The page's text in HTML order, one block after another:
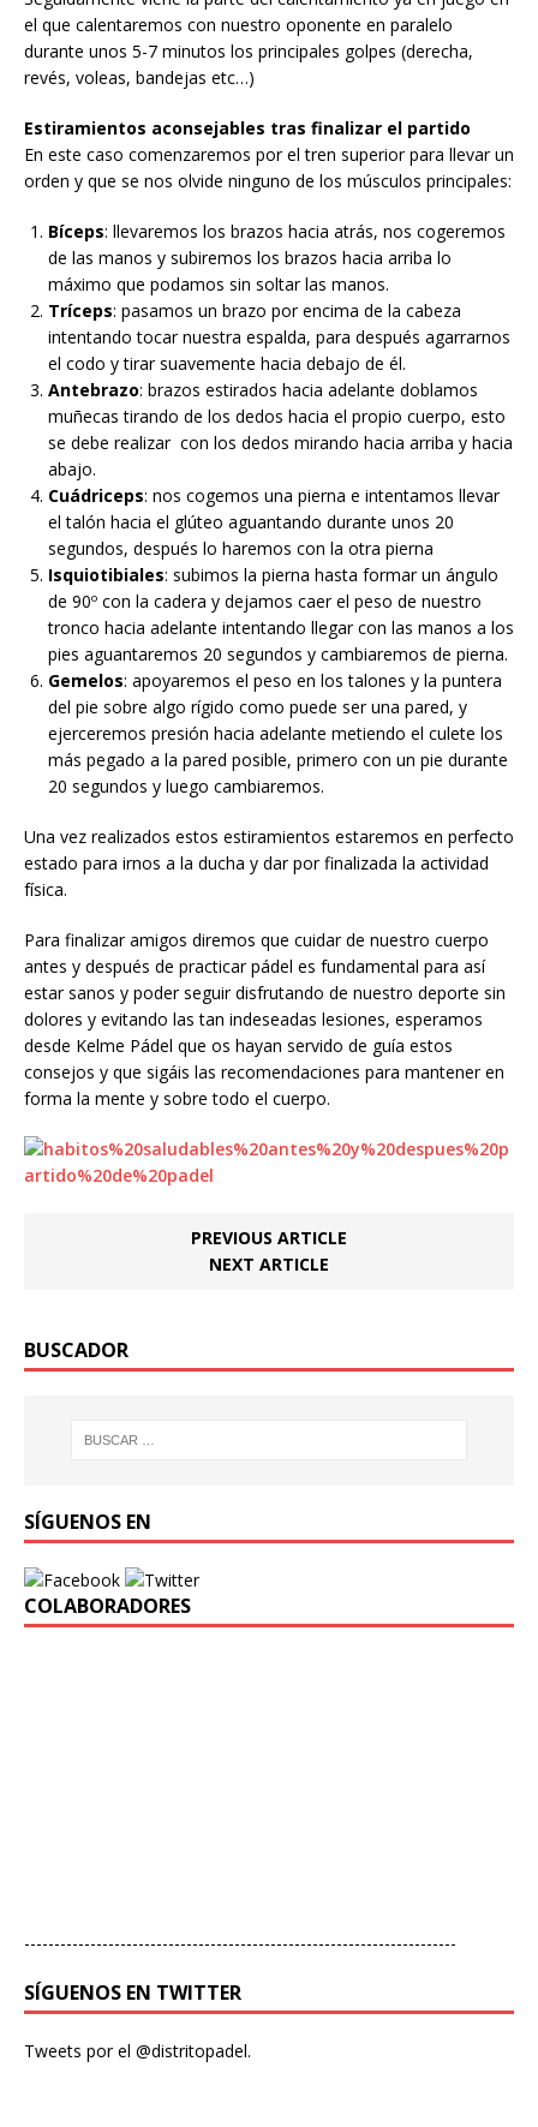
el que calentaremos con nuestro oponente en paralelo
durante unos 5-7 minutos los principales golpes (derecha,
revés, voleas, bandejas etc…)
Estiramientos aconsejables tras finalizar el partido
En este caso comenzaremos por el tren superior para llevar un
orden y que se nos olvide ninguno de los músculos principales:
Bíceps: llevaremos los brazos hacia atrás, nos cogeremos
de las manos y subiremos los brazos hacia arriba lo
máximo que podamos sin soltar las manos.
Tríceps: pasamos un brazo por encima de la cabeza
intentando tocar nuestra espalda, para después agarrarnos
el codo y tirar suavemente hacia debajo de él.
Antebrazo: brazos estirados hacia adelante doblamos
muñecas tirando de los dedos hacia el propio cuerpo, esto
se debe realizar con los dedos mirando hacia arriba y hacia
abajo.
Cuádriceps: nos cogemos una pierna e intentamos llevar
el talón hacia el glúteo aguantando durante unos 20
segundos, después lo haremos con la otra pierna
Isquiotibiales: subimos la pierna hasta formar un ángulo
de 90º con la cadera y dejamos caer el peso de nuestro
tronco hacia adelante intentando llegar con las manos a los
pies aguantaremos 20 segundos y cambiaremos de pierna.
Gemelos: apoyaremos el peso en los talones y la puntera
del pie sobre algo rígido como puede ser una pared, y
ejerceremos presión hacia adelante metiendo el culete los
más pegado a la pared posible, primero con un pie durante
20 segundos y luego cambiaremos.
Una vez realizados estos estiramientos estaremos en perfecto
estado para irnos a la ducha y dar por finalizada la actividad
física.
Para finalizar amigos diremos que cuidar de nuestro cuerpo
antes y después de practicar pádel es fundamental para así
estar sanos y poder seguir disfrutando de nuestro deporte sin
dolores y evitando las tan indeseadas lesiones, esperamos
desde Kelme Pádel que os hayan servido de guía estos
consejos y que sigáis las recomendaciones para mantener en
forma la mente y sobre todo el cuerpo.
PREVIOUS ARTICLE
NEXT ARTICLE
BUSCADOR
SÍGUENOS EN
COLABORADORES
------------------------------------------------------------------------
SÍGUENOS EN TWITTER
Tweets por el @distritopadel.